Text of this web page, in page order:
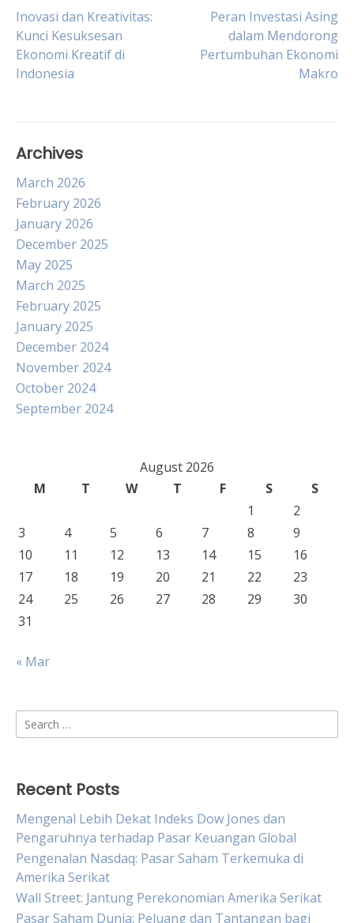
Post
navigation
Inovasi dan Kreativitas:
Kunci Kesuksesan
Ekonomi Kreatif di
Indonesia
Peran Investasi Asing
dalam Mendorong
Pertumbuhan Ekonomi
Makro
Archives
March 2026
February 2026
January 2026
December 2025
May 2025
March 2025
February 2025
January 2025
December 2024
November 2024
October 2024
September 2024
August 2026
M
T W T F S
S
1
2
3
4 5 6 7 8
9
10
11 12 13 14 15
16
17
18 19 20 21 22
23
24
25 26 27 28 29
30
31
« Mar
Search
for:
Recent Posts
Mengenal Lebih Dekat Indeks Dow Jones dan
Pengaruhnya terhadap Pasar Keuangan Global
Pengenalan Nasdaq: Pasar Saham Terkemuka di
Amerika Serikat
Wall Street: Jantung Perekonomian Amerika Serikat
Pasar Saham Dunia: Peluang dan Tantangan bagi